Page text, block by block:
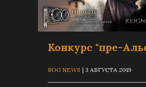
Конкурс "пре-
ROG NEWS | 3 АВГУСТА 2019